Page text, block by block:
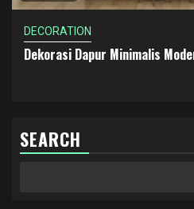
DECORATION
Dekorasi Dapur Minimalis
SEARCH